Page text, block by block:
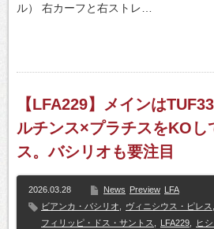
ル） 右カーフと右ストレ…
【LFA229】メインは
ルチンス×プラチスをKOし
ス。バシリオも要注目
2026.03.28 News Preview LFA
ビアンカ・バシリオ
ヴィニシウス・ピレス
フィリッピ・ドス・サントス
LFA229 ヒ